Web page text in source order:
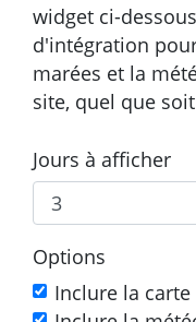
widget ci-
d'intégration
marées et la
site, quel que
Jours à afficher
Options
Inclure la carte